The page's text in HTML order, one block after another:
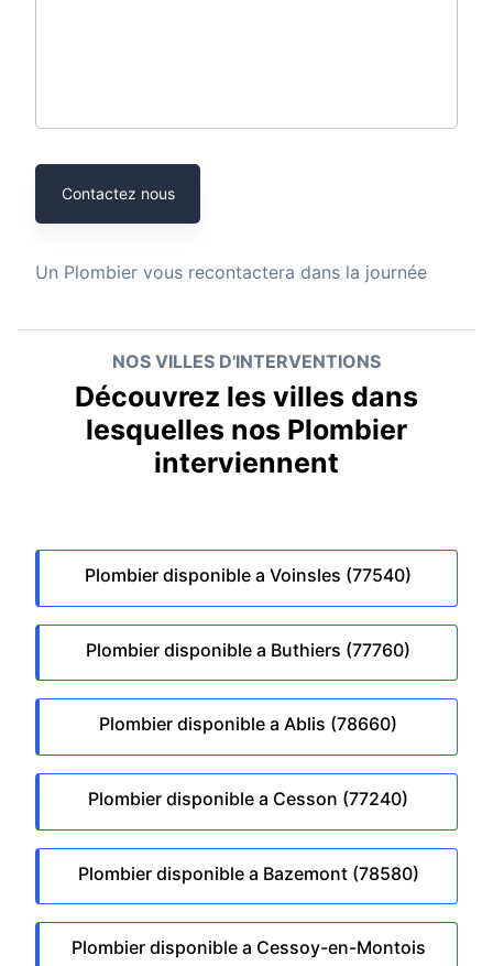
Contactez nous
Un Plombier vous recontactera dans la journée
NOS VILLES D'INTERVENTIONS
Découvrez les villes dans
lesquelles nos Plombier
interviennent
Plombier disponible a Voinsles (77540)
Plombier disponible a Buthiers (77760)
Plombier disponible a Ablis (78660)
Plombier disponible a Cesson (77240)
Plombier disponible a Bazemont (78580)
Plombier disponible a Cessoy-en-Montois